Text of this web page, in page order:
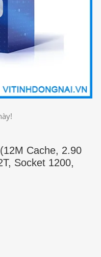
Cache, 2.90
Socket 1200,